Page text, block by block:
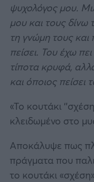
ψυχολόγος μου.
μου και τους δίνω
τη γνώμη τους
πείσει. Του έχω
τίποτα κρυφά,
και όποιος πείσει
«Το κουτάκι
κλειδωμένο στο
Αποκάλυψε πως
πράγματα που
το κουτάκι